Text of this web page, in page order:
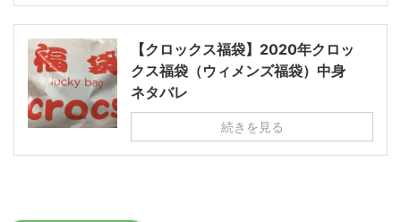
【クロックス福袋】2020年クロッ
クス福袋（ウィメンズ福袋）中身
ネタバレ
続きを見る